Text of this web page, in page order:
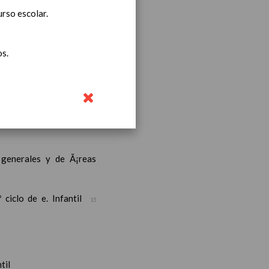
transversal en las
y de Ã¡reas
ciclo de e. Infantil
15
escolar.